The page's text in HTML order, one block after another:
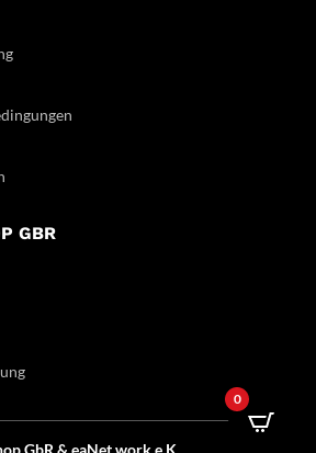
GBR
GbR & eaNet.worke.K.
0